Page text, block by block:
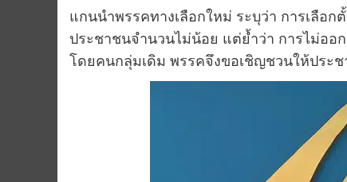
แกนนำพรรคทางเลือกใหม่ ระบุว่า การเลือ
ประชาชนจำนวนไม่น้อย แต่ย้ำว่า การไม่ออ
โดยคนกลุ่มเดิม พรรคจึงขอเชิญชวนให้ประ